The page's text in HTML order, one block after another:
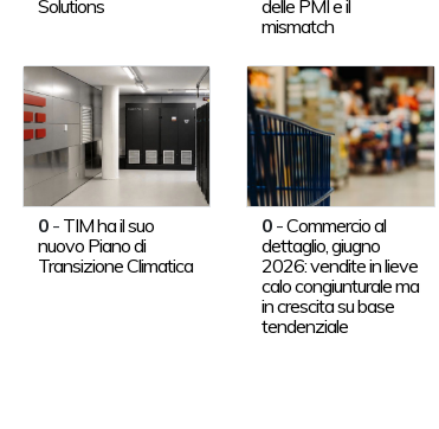
Solutions
delle PMI e il
mismatch
0- TIM ha il suo
nuovo Piano di
Transizione Climatica
0 -Commercio al
dettaglio, giugno
2026: vendite in lieve
calo congiunturale ma
in crescita su base
tendenziale